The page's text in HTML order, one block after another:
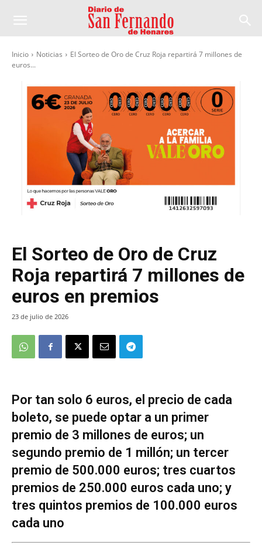
Inicio Noticias
El Sorteo de Oro de Cruz Roja repartirá 7 millones de
euros...
El Sorteo de Oro de Cruz
Roja repartirá 7 millones de
euros en premios
23 de julio de 2026
Por tan solo 6 euros, el precio de cada
boleto, se puede optar a un primer
premio de 3 millones de euros; un
segundo premio de 1 millón; un tercer
premio de 500.000 euros; tres cuartos
premios de 250.000 euros cada uno; y
tres quintos premios de 100.000 euros
cada uno